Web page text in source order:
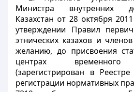
Министра внутренних
Казахстан от 28 октября
утверждении Правил
этнических казахов и
желанию, до присвоения
центрах временного
(зарегистрирован в Реестре
регистрации нормативных